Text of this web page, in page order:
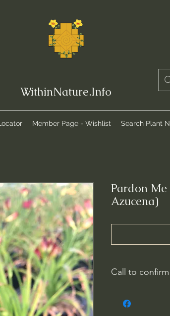
WithinNature.Info
Member Page - Wishlist Search Plant
Pardon
Azucena)
Call to